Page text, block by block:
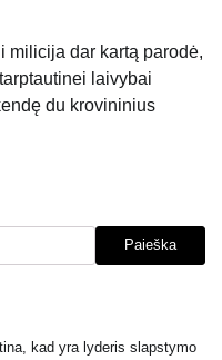
milicija dar kartą parodė,
laivybai
du krovininius
Paieška
kad yra lyderis slapstymo